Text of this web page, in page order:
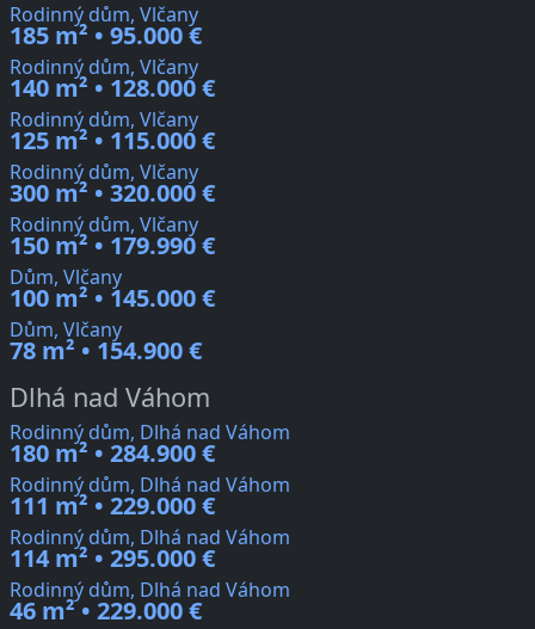
Rodinný dům, Vlčany
185 m² • 95.000 €
Rodinný dům, Vlčany
140 m² • 128.000 €
Rodinný dům, Vlčany
125 m² • 115.000 €
Rodinný dům, Vlčany
300 m² • 320.000 €
Rodinný dům, Vlčany
150 m² • 179.990 €
Dům, Vlčany
100 m² • 145.000 €
Dům, Vlčany
78 m² • 154.900 €
Dlhá nad Váhom
Rodinný dům, Dlhá nad Váhom
180 m² • 284.900 €
Rodinný dům, Dlhá nad Váhom
111 m² • 229.000 €
Rodinný dům, Dlhá nad Váhom
114 m² • 295.000 €
Rodinný dům, Dlhá nad Váhom
46 m² • 229.000 €